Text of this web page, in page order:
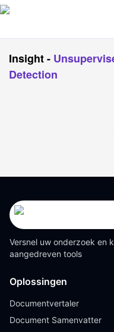
Insight-
Detection
Versnel uw onderzoek en
aangedreven tools
Oplossingen
Documentvertaler
Document Samenvatter